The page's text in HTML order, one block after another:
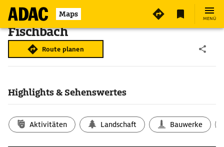
Maps MENÜ
Fischbach
Route planen
Highlights & Sehenswertes
Aktivitäten Landschaft Bauwerke